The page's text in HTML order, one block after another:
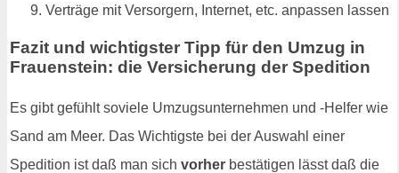
Verträge mit Versorgern, Internet, etc. anpassen lassen
Fazit und wichtigster Tipp für den Umzug in
Frauenstein: die Versicherung der Spedition
Es gibt gefühlt soviele Umzugsunternehmen und -Helfer wie
Sand am Meer. Das Wichtigste bei der Auswahl einer
Spedition ist daß man sich vorher bestätigen lässt daß die